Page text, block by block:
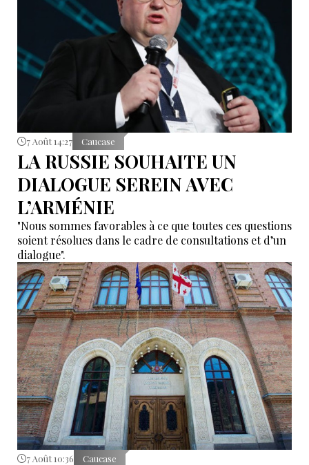
7 Août 14:27 Caucase
LA RUSSIE SOUHAITE UN
DIALOGUE SEREIN AVEC
L’ARMÉNIE
"Nous sommes favorables à ce que toutes ces questions
soient résolues dans le cadre de consultations et d’un
dialogue".
7 Août 10:36 Caucase